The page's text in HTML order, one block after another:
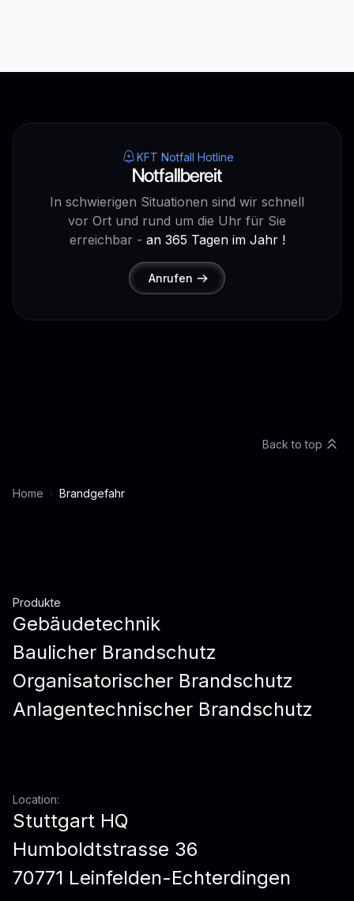
KFT Notfall Hotline
Notfallbereit
In schwierigen Situationen sind wir schnell
vor Ort und rund um die Uhr für Sie
erreichbar - an 365 Tagen im Jahr !
Anrufen
Home Brandgefahr
Back to top
Produkte
Gebäudetechnik
Baulicher Brandschutz
Organisatorischer Brandschutz
Anlagentechnischer Brandschutz
Location:
Stuttgart HQ
Humboldtstrasse 36
70771 Leinfelden-Echterdingen